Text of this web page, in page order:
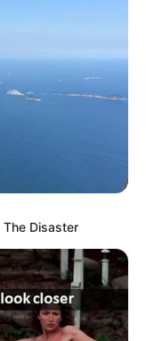
The Disaster